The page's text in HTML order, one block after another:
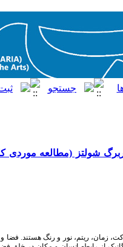
شولتز (مطالعه موردی
زمان، ریتم، نور و رنگ هستند. فضا